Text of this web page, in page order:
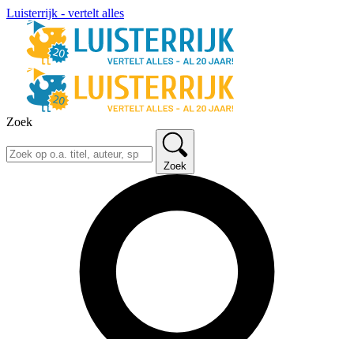
Luisterrijk - vertelt alles
Zoek
Zoek